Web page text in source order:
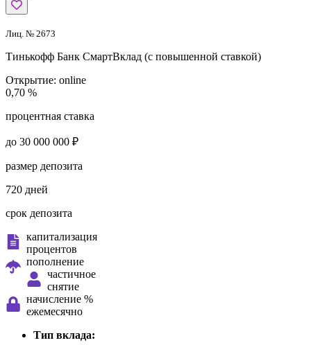
Лиц. № 2673
Тинькофф Банк СмартВклад (с повышенной ставкой)
Открытие: online
0,70 %
процентная ставка
до 30 000 000 ₽
размер депозита
720 дней
срок депозита
капитализация
процентов
пополнение
частичное
снятие
начисление %
ежемесячно
Тип вклада: